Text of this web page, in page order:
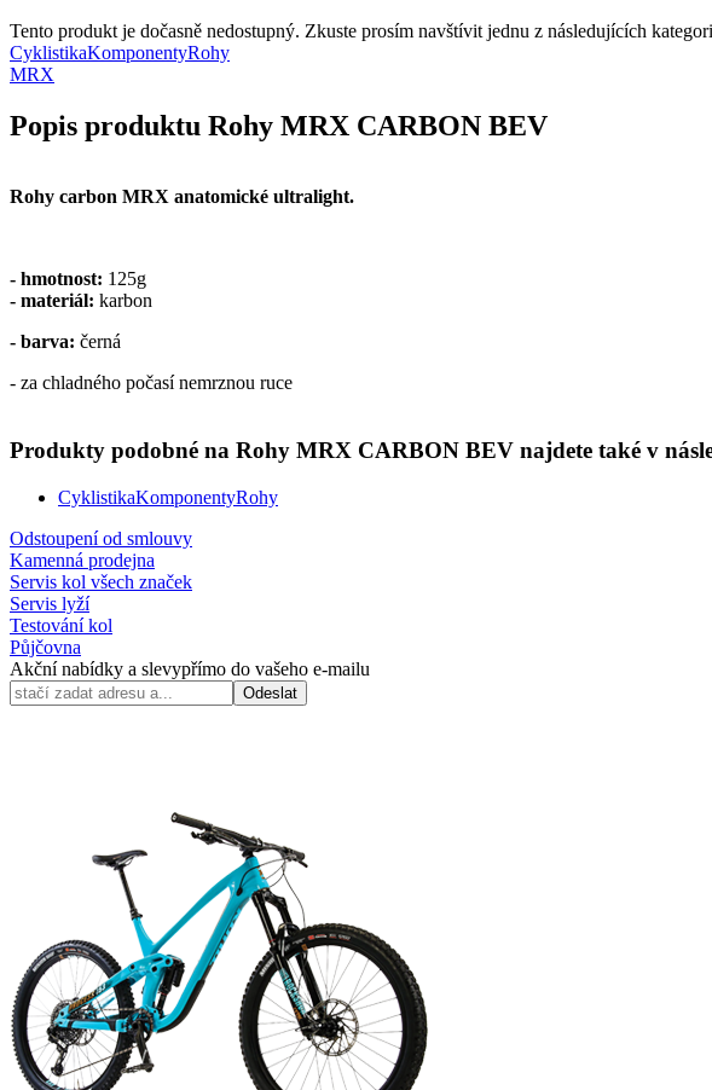
Tento produkt je dočasně nedostupný. Zkuste prosím navštívit jednu z následujících
CyklistikaKomponentyRohy
MRX
Popis produktu Rohy MRX CARBON BEV
Rohy carbon MRX anatomické ultralight.
- hmotnost: 125g
- materiál: karbon
- barva: černá
- za chladného počasí nemrznou ruce
Produkty podobné na Rohy MRX CARBON BEV najdete také v
CyklistikaKomponentyRohy
Odstoupení od smlouvy
Kamenná prodejna
Servis kol všech značek
Servis lyží
Testování kol
Půjčovna
Akční nabídky a slevypřímo do vašeho e-mailu
Odeslat